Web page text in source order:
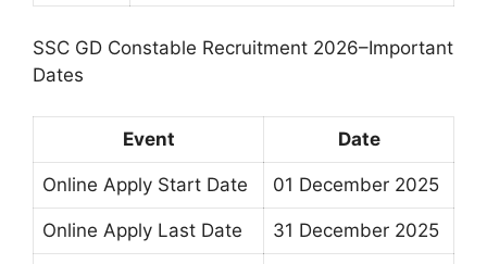
SSC GD Constable Recruitment 2026–Important
Dates
Event Date
Online Apply Start Date 01 December 2025
Online Apply Last Date 31 December 2025